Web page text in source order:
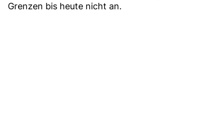
Grenzen bis heute nicht an.